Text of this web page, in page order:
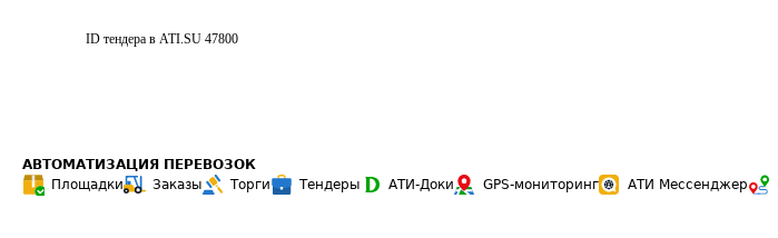
ID тендера в ATI.SU 47800
АВТОМАТИЗАЦИЯ ПЕРЕВОЗОК
Площадки
Заказы Торги Тендеры АТИ-Доки GPS-мониторинг АТИ Мессенджер